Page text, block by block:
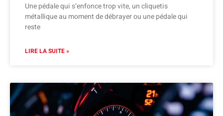
Une pédale qui s’enfonce trop vite, un cliquetis
métallique au moment de débrayer ou une pédale qui
reste
LIRE LA SUITE »